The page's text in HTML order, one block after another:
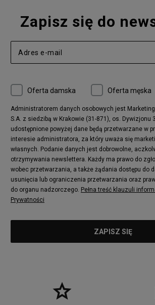
Zapisz się do
Oferta damska Oferta męska
Administratorem danych osobowych jest
S.A. z siedzibą w Krakowie (31-871), os. Dywizjonu
udostępnione powyżej dane będą przetwarzane w
interesie administratora, za który uważa się
własnych. Podanie danych jest dobrowolne,
otrzymywania newslettera. Każdy ma prawo do
wobec przetwarzania, a także żądania dostępu do
usunięcia lub ograniczenia przetwarzania oraz
do organu nadzorczego. Pełna treść klauzuli
Prywatności